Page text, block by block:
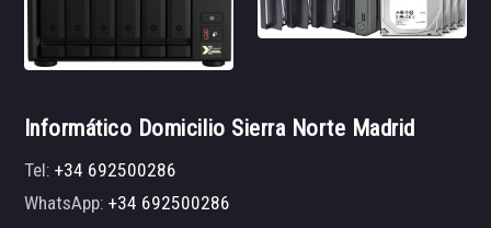
Informático Domicilio Sierra Norte Madrid
Tel:+34 692500286
WhatsApp:+34 692500286